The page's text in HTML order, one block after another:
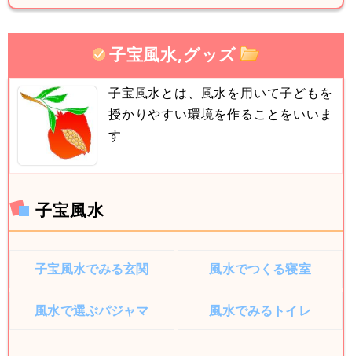
子宝風水,グッズ
子宝風水とは、風水を用いて子どもを
授かりやすい環境を作ることをいいま
す
子宝風水
子宝風水でみる玄関 風水でつくる寝室
風水で選ぶパジャマ 風水でみるトイレ